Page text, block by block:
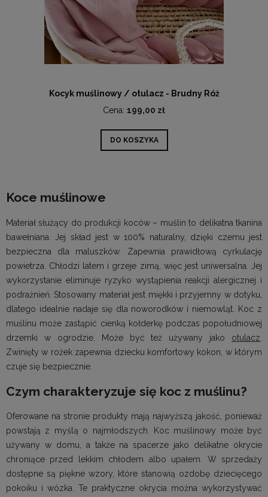
Kocyk muślinowy / otulacz - Brudny Róż
Cena: 199,00 zł
DO KOSZYKA
Koce muślinowe
Materiał służący do produkcji koców – muślin to delikatna tkanina
bawełniana. Jej skład jest w 100% naturalny, dzięki czemu jest
bezpieczna dla maluszków. Zapewnia prawidłową cyrkulację
powietrza. Chłodzi latem i grzeje zimą, więc jest uniwersalna. Jej
wykorzystanie eliminuje ryzyko wystąpienia reakcji alergicznej i
podrażnień. Stosowany materiał jest miękki i przyjemny w dotyku,
dlatego idealnie nadaje się dla noworodków i niemowląt. Koc z
muślinu może zastąpić cienką kołderkę podczas popołudniowej
drzemki w ogrodzie. Może być też używany jako otulacz
Zwinięty w rożek zapewnia dziecku komfortowy kokon, w którym
czuje się bezpiecznie.
Czym charakteryzuje się koc z muślinu?
Oferowane na stronie produkty mają najwyższą jakość, ponieważ
powstają z myślą o najmłodszych. Koc muślinowy może być
używany w domu, a także na spacerze jako delikatne okrycie
chroniące przed lekkim chłodem albo upałem. W sprzedaży
dostępne są piękne wzory, które stanowią ozdobę dziecięcego
pokoiku i wózka. Te praktyczne okrycia można wykorzystywać